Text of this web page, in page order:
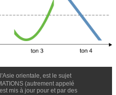
orientale, est le sujet
(autrement appelé
mis à jour pour et par des